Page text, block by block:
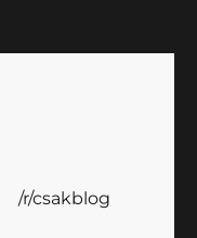
/r/csakblog